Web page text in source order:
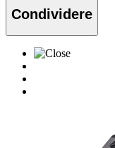
Condividere